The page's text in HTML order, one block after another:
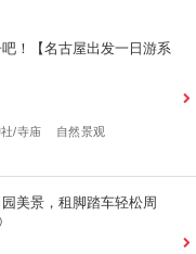
！【名古屋出发一日游系
/寺庙
自然景观
美景，租脚踏车轻松周